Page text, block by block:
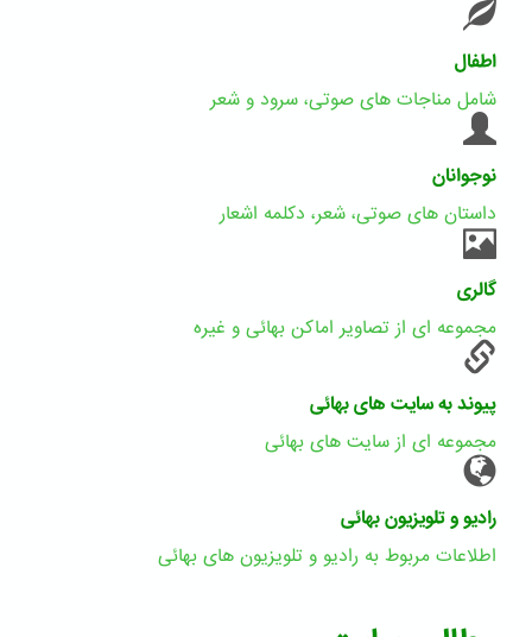
اطفال
شامل مناجات های صوتی، سرود و شعر
نوجوانان
داستان های صوتی، شعر، دکلمه اشعار
گالری
مجموعه ای از تصاویر اماکن بهائی و غیره
پیوند به سایت های بهائی
مجموعه ای از سایت های بهائی
رادیو و تلویزیون بهائی
اطلاعات مربوط به رادیو و تلویزیون های بهائی